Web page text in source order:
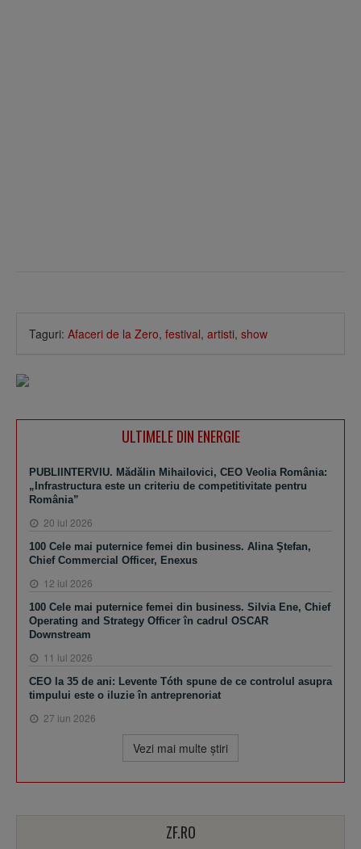
Taguri: Afaceri de la Zero, festival, artisti, show
ULTIMELE DIN ENERGIE
PUBLIINTERVIU. Mădălin Mihailovici, CEO Veolia România:
„Infrastructura este un criteriu de competitivitate pentru
România”
20 iul 2026
100 Cele mai puternice femei din business. Alina Ştefan,
Chief Commercial Officer, Enexus
12 iul 2026
100 Cele mai puternice femei din business. Silvia Ene, Chief
Operating and Strategy Officer în cadrul OSCAR
Downstream
11 iul 2026
CEO la 35 de ani: Levente Tóth spune de ce controlul asupra
timpului este o iluzie în antreprenoriat
27 iun 2026
Vezi mai multe ştiri
ZF.RO